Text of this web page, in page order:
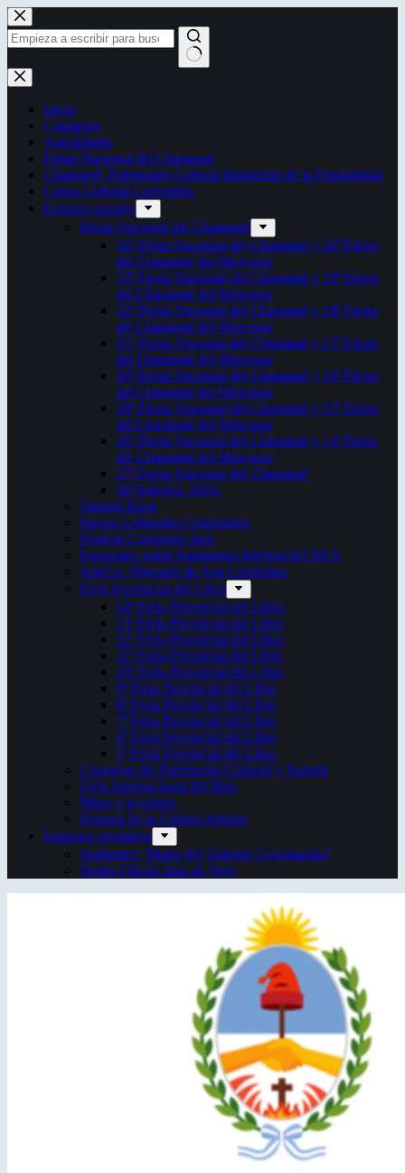
Saltar
al
contenido
Sin
resultados
Inicio
Contactos
Autoridades
Fiesta Nacional del Chamamé
Chamamé: Patrimonio Cultural Inmaterial de la Humanidad
Censo Cultural Correntino
Eventos anuales
Fiesta Nacional del Chamamé
34ª Fiesta Nacional del Chamamé y 20ª Fiesta
del Chamamé del Mercosur
33ª Fiesta Nacional del Chamamé y 19ª Fiesta
del Chamamé del Mercosur
32ª Fiesta Nacional del Chamamé y 18ª Fiesta
del Chamamé del Mercosur
31ª Fiesta Nacional del Chamamé y 17ª Fiesta
del Chamamé del Mercosur
30ª Fiesta Nacional del Chamamé y 16ª Fiesta
del Chamamé del Mercosur
29ª Fiesta Nacional del Chamamé y 15ª Fiesta
del Chamamé del Mercosur
28ª Fiesta Nacional del Chamamé y 14ª Fiesta
del Chamamé del Mercosur
27ª Fiesta Nacional del Chamamé
26ª Edición. 2016.
Taragüi Rock
Juegos Culturales Correntinos
Festival Corrientes Jazz
Encuentro sobre Patrimonio Integral del NEA
ArteCo. Mercado de Arte Corrientes
Feria Provincial del Libro
14ª Feria Provincial del Libro
13ª Feria Provincial del Libro
12ª Feria Provincial del Libro
11ª Feria Provincial del Libro
10ª Feria Provincial del Libro
9ª Feria Provincial del Libro
8ª Feria Provincial del Libro
7ª Feria Provincial del Libro
6ª Feria Provincial del Libro
5ª Feria Provincial del Libro
Congreso del Patrimonio Cultural y Natural
Feria Internacional del libro
Mitos y leyendas
Semana de la Cultura Italiana
Espacios escénicos
Anfiteatro “Mario del Tránsito Cocomarola”
Teatro Oficial Juan de Vera